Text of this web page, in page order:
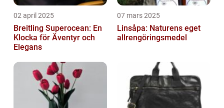
02 april 2025
Breitling Superocean: En
Klocka för Äventyr och
Elegans
07 mars 2025
Linsåpa: Naturens eget
allrengöringsmedel